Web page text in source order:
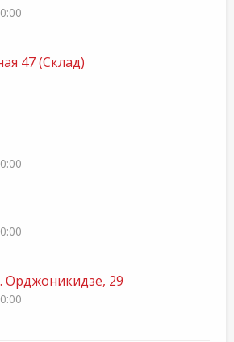
47 (Склад)
Орджоникидзе, 29